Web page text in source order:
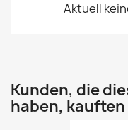
Aktuell
Kunden, die
haben, kauften